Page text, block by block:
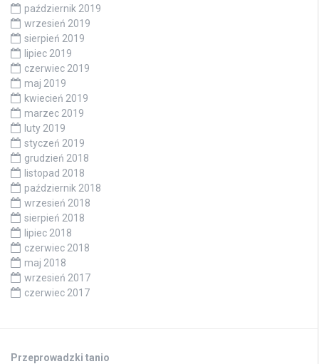
październik 2019
wrzesień 2019
sierpień 2019
lipiec 2019
czerwiec 2019
maj 2019
kwiecień 2019
marzec 2019
luty 2019
styczeń 2019
grudzień 2018
listopad 2018
październik 2018
wrzesień 2018
sierpień 2018
lipiec 2018
czerwiec 2018
maj 2018
wrzesień 2017
czerwiec 2017
Przeprowadzki tanio